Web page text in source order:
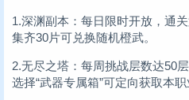
1.深渊副本：每日限时开放，通关
集齐30片可兑换随机橙武。
2.无尽之塔：每周挑战层数达50
选择“武器专属箱”可定向获取本职